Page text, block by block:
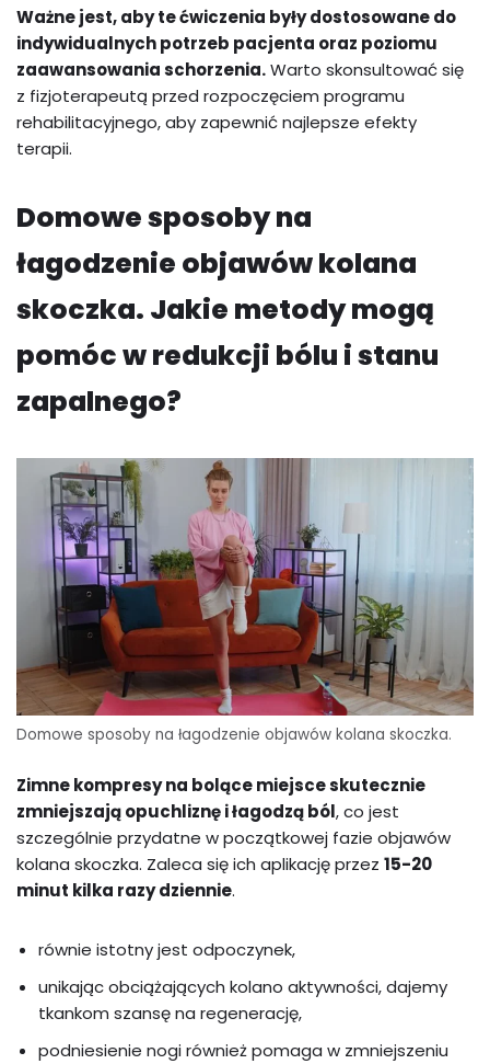
Ważne jest, aby te ćwiczenia były dostosowane do
indywidualnych potrzeb pacjenta oraz poziomu
zaawansowania schorzenia.Warto skonsultować się
z fizjoterapeutą przed rozpoczęciem programu
rehabilitacyjnego, aby zapewnić najlepsze efekty
terapii.
Domowe sposoby na
łagodzenie objawów kolana
skoczka. Jakie metody mogą
pomóc w redukcji bólu i stanu
zapalnego?
Domowe sposoby na łagodzenie objawów kolana skoczka.
Zimne kompresy na bolące miejsce skutecznie
zmniejszają opuchliznę i łagodzą ból, co jest
szczególnie przydatne w początkowej fazie objawów
kolana skoczka. Zaleca się ich aplikację przez 15-20
minut kilka razy dziennie.
równie istotny jest odpoczynek,
unikając obciążających kolano aktywności, dajemy
tkankom szansę na regenerację,
podniesienie nogi również pomaga w zmniejszeniu